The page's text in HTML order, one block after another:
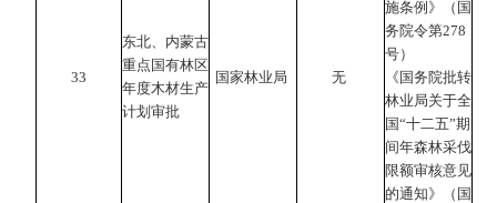
33
东北、内蒙古
重点国有林区
年度木材生产
计划审批
国家林业局 无
施条例》（国
务院令第278
号）
《国务院批转
林业局关于全
国“十二五”期
间年森林采伐
限额审核意见
的通知》（国